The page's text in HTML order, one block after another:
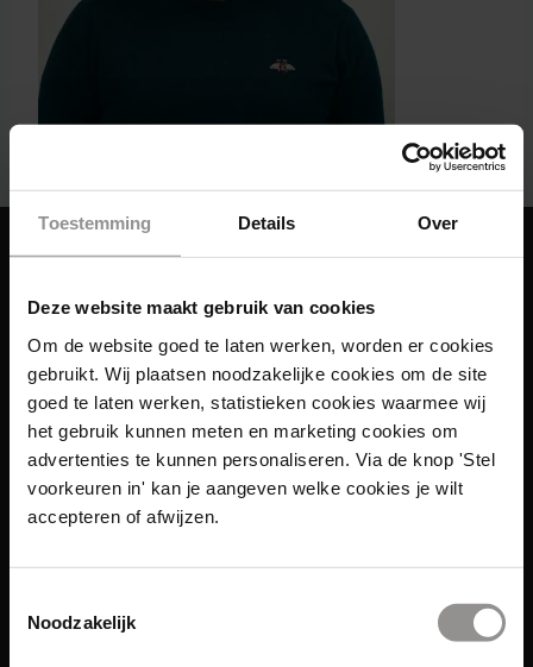
Toestemming Details Over
Deze website maakt gebruik van cookies
Om de website goed te laten werken, worden er cookies
gebruikt. Wij plaatsen noodzakelijke cookies om de site
goed te laten werken, statistieken cookies waarmee wij
het gebruik kunnen meten en marketing cookies om
advertenties te kunnen personaliseren. Via de knop 'Stel
voorkeuren in' kan je aangeven welke cookies je wilt
accepteren of afwijzen.
Noodzakelijk